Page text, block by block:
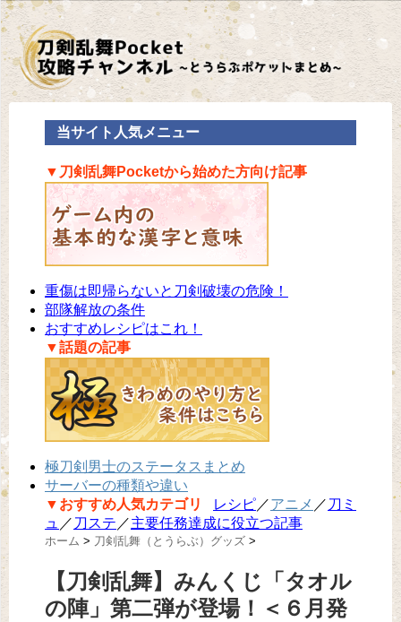
当サイト人気メニュー
▼刀剣乱舞Pocketから始めた方向け記事
重傷は即帰らないと刀剣破壊の危険！
部隊解放の条件
おすすめレシピはこれ！
▼話題の記事
極刀剣男士のステータスまとめ
サーバーの種類や違い
▼おすすめ人気カテゴリ
レシピ／アニメ ／ 刀ミ
ュ ／ 刀ステ ／主要任務達成に役立つ記事
ホーム > 刀剣乱舞（とうらぶ）グッズ >
【刀剣乱舞】みんくじ「タオル
の陣」第二弾が登場！＜６月発